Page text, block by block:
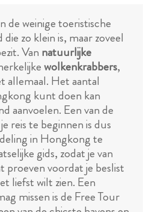
de weinige toeristische
zo klein is, maar zoveel
Van natuurlijke
wolkenkrabbers,
allemaal. Het aantal
kunt doen kan
aanvoelen. Een van de
reis te beginnen is dus
in Hongkong te
gids, zodat je van
proeven voordat je beslist
liefst wilt zien. Een
missen is de Free Tour